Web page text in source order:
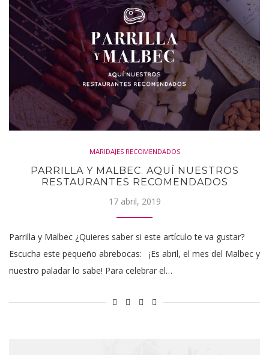
MARIDAJES RECOMENDADOS
PARRILLA Y MALBEC. AQUÍ NUESTROS
RESTAURANTES RECOMENDADOS
17 abril, 2019
Parrilla y Malbec ¿Quieres saber si este artículo te va gustar?
Escucha este pequeño abrebocas: ¡Es abril, el mes del Malbec y
nuestro paladar lo sabe! Para celebrar el…